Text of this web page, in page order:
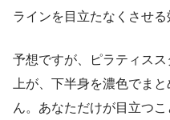
ラインを目立たなくさせる
予想ですが、ピラティス
上が、下半身を濃色でま
ん。あなただけが目立つ